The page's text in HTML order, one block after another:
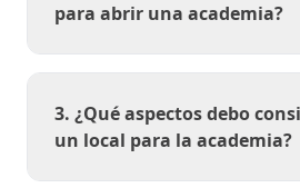
para abrir una academia?
3. ¿Qué aspectos debo
un local para la academia?